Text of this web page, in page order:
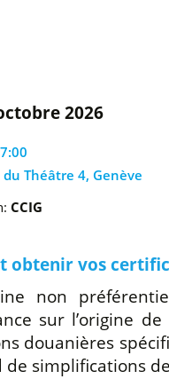
2026
du Théâtre 4, Genève
CCIG
obtenir vos
non
sur l’origine
douanières
de simplifications